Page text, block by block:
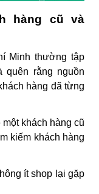
hàng cũ và
Minh thường tập
quên rằng nguồn
hàng đã từng
khách hàng cũ
kiếm khách hàng
ít shop lại gặp